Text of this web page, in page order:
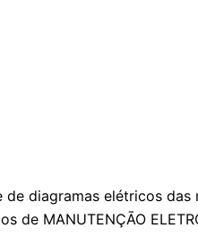
diagramas elétricos das
MANUTENÇĀO